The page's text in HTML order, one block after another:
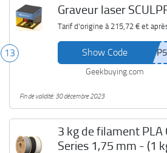
13
Graveur laser
Tarif d'origine à 215,72 €et
Show Code
Geekbuying.com
Fin de validité: 30 décembre 2023
3 kg de filament
Series 1,75 mm - (1